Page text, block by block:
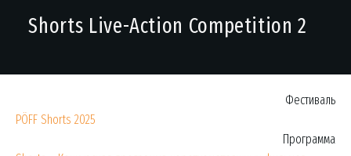
Shorts Live-Action Competition 2
Фестиваль
PÖFF Shorts 2025
Программа